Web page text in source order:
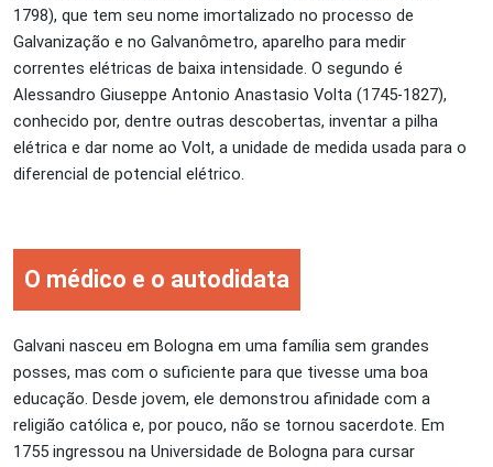
1798), que tem seu nome imortalizado no processo de
Galvanização e no Galvanômetro, aparelho para medir
correntes elétricas de baixa intensidade. O segundo é
Alessandro Giuseppe Antonio Anastasio Volta (1745-1827),
conhecido por, dentre outras descobertas, inventar a pilha
elétrica e dar nome ao Volt, a unidade de medida usada para o
diferencial de potencial elétrico.
O médico e o autodidata
Galvani nasceu em Bologna em uma família sem grandes
posses, mas com o suficiente para que tivesse uma boa
educação. Desde jovem, ele demonstrou afinidade com a
religião católica e, por pouco, não se tornou sacerdote. Em
1755 ingressou na Universidade de Bologna para cursar